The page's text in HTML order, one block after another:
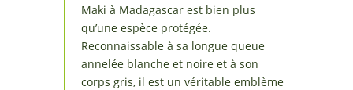
Maki à Madagascar est bien plus
qu’une espèce protégée.
Reconnaissable à sa longue queue
annelée blanche et noire et à son
corps gris, il est un véritable emblème